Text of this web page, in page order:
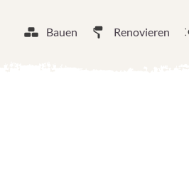
Bauen Renovieren